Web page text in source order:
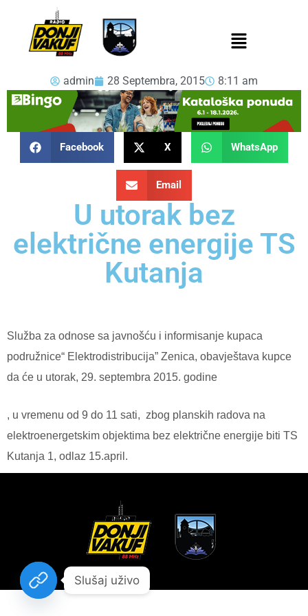
admin 28 Septembra, 2015 8:11 am
Facebook X WhatsApp
Email
U utorak bez
električne energije TS
Kutanja
Služba za odnose sa javnošću i informisanje kupaca
podružnice“ Elektrodistribucija” Zenica, obavještava kupce
da će u utorak, 29. septembra 2015. godine
, u vremenu od 9 do 11 sati, zbog planskih radova na
elektroenergetskim objektima bez električne energije biti TS
Kutanja 1, odlaz 15.april.
Slušaj uživo